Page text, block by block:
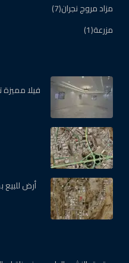
مزاد مروج نجران(7)
مزرعة(1)
فيلا مميزة